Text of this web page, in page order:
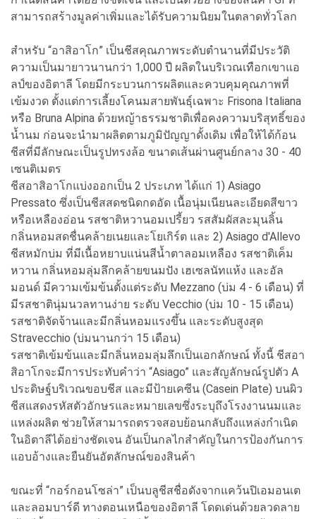
สามารถสร้างมูลค่าเพิ่มและได้รับความนิยมในตลาดทั่วโลก
สำหรับ “อาสิอาโก” เป็นชีสคุณภาพระดับตำนานที่มีประวัติ
ความเป็นมายาวนานกว่า 1,000 ปี ผลิตในบริเวณเทือกเขาแอ
ลป์ของอิตาลี โดยมีกระบวนการผลิตและควบคุมคุณภาพที่
เข้มงวด ตั้งแต่การเลี้ยงโคนมสายพันธุ์เฉพาะ Frisona Italiana
หรือ Bruna Alpina ด้วยหญ้าธรรมชาติเพื่อคงความบริสุทธิ์ของ
น้ำนม ก่อนจะนำมาผลิตตามภูมิปัญญาดั้งเดิม เพื่อให้ได้ก้อน
ชีสที่มีลักษณะเป็นรูปทรงล้อ ขนาดเส้นผ่านศูนย์กลาง 30 - 40
เซนติเมตร
ชีสอาสิอาโกแบ่งออกเป็น 2 ประเภท ได้แก่ 1) Asiago
Pressato ซึ่งเป็นชีสสดชนิดกดอัด เนื้อนุ่มเนียนละเอียดสีขาว
หรือเหลืองอ่อน รสชาติหวานอมเปรี้ยว รสสัมผัสละมุนลิ้น
กลิ่นหอมสดชื่นคล้ายเนยและโยเกิร์ต และ 2) Asiago d'Allevo
ชีสหมักบ่ม ที่มีเนื้อหยาบแน่นสีน้ำตาลอมเหลือง รสชาติเค็ม
หวาน กลิ่นหอมลุ่มลึกคล้ายขนมปัง เฮเซลนัทแห้ง และอัล
มอนด์ มีความเข้มข้นตั้งแต่ระดับ Mezzano (บ่ม 4 - 6 เดือน) ที่
มีรสชาตินุ่มนวลทานง่าย ระดับ Vecchio (บ่ม 10 - 15 เดือน)
รสชาติจัดจ้านและมีกลิ่นหอมแรงขึ้น และระดับสูงสุด
Stravecchio (บ่มนานกว่า 15 เดือน)
รสชาติเข้มข้นและมีกลิ่นหอมลุ่มลึกเป็นเอกลักษณ์ ทั้งนี้ ชีสอา
สิอาโกจะมีการประทับคำว่า “Asiago” และสัญลักษณ์รูปตัว A
ประดิษฐ์บริเวณขอบชีส และมีป้ายเคซีน (Casein Plate) บนผิว
ชีสแสดงรหัสตัวอักษรและหมายเลขซึ่งระบุถึงโรงงานนมและ
แหล่งผลิต ช่วยให้สามารถตรวจสอบย้อนกลับถึงแหล่งกำเนิด
ในอิตาลีได้อย่างชัดเจน อันเป็นกลไกสำคัญในการป้องกันการ
แอบอ้างและยืนยันอัตลักษณ์ของสินค้า
ขณะที่ “กอร์กอนโซล่า” เป็นบลูชีสชื่อดังจากแคว้นปิเอมอนเต
และลอมบาร์ดี ทางตอนเหนือของอิตาลี โดดเด่นด้วยลวดลาย